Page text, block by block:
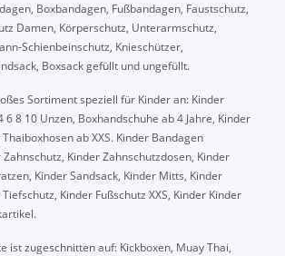
Boxbandagen, Fußbandagen, Faustschutz,
Damen, Körperschutz, Unterarmschutz,
Schienbeinschutz, Knieschützer,
Boxsack gefüllt und ungefüllt.
Sortiment speziell für Kinder an: Kinder
6 8 10 Unzen, Boxhandschuhe ab 4 Jahre, Kinder
ab XXS. Kinder Bandagen
Kinder Zahnschutzdosen, Kinder
Kinder Sandsack, Kinder Mitts, Kinder
Kinder Fußschutz XXS, Kinder Kinder
ist zugeschnitten auf: Kickboxen, Muay Thai,